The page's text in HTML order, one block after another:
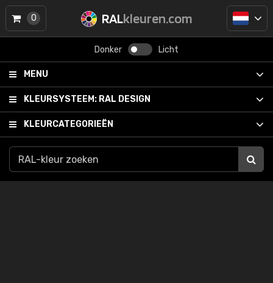
RALkleuren.com
Donker Licht
MENU
KLEURSYSTEEM: RAL DESIGN
KLEURCATEGORIEËN
0